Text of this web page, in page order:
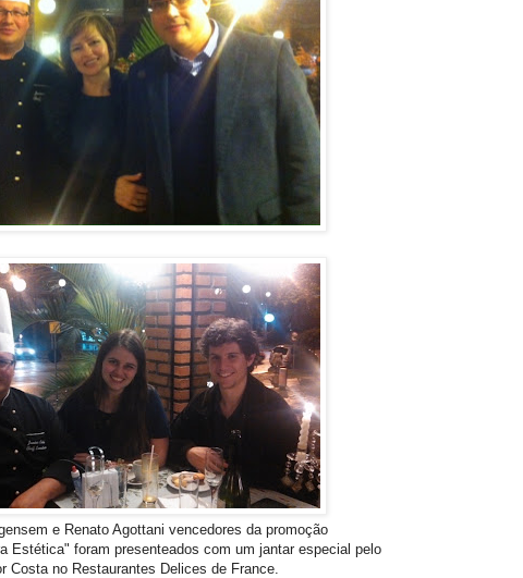
e Renato Agottani vencedores da promoção
Estética" foram presenteados com um jantar especial pelo
Costa no Restaurantes Delices de France.